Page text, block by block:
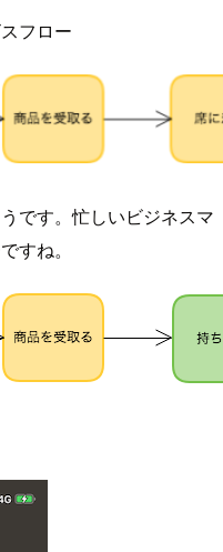
フロー
です。忙しいビジネスマ
すね。